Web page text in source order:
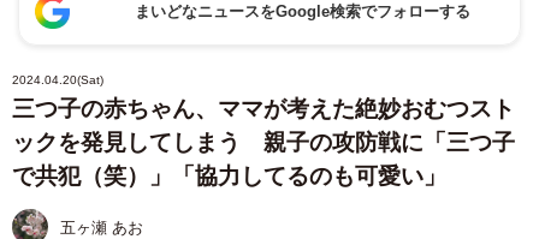
まいどなニュースをGoogle検索でフォローする
2024.04.20(Sat)
三つ子の赤ちゃん、ママが考えた絶妙おむつスト
ックを発見してしまう 親子の攻防戦に「三つ子
で共犯（笑）」「協力してるのも可愛い」
五ヶ瀬 あお